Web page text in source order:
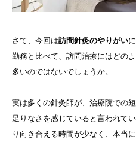
さて、今回は訪問針灸のやりがい
勤務と比べて、訪問治療にはどの
多いのではないでしょうか。
実は多くの針灸師が、治療院での
足りなさを感じていると言われて
り向き合える時間が少なく、本当